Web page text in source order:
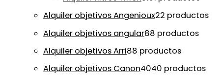
Alquiler objetivos Angenioux22 productos
Alquiler objetivos angular88 productos
Alquiler objetivos Arri88 productos
Alquiler objetivos Canon4040 productos